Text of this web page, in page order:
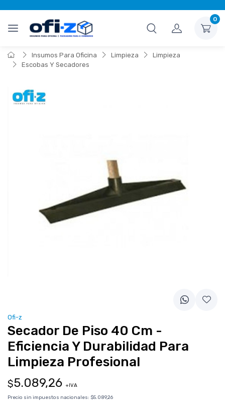
0
Insumos Para Oficina Limpieza
Limpieza
Escobas Y Secadores
Ofi-z
Secador De Piso 40 Cm -
Eficiencia Y Durabilidad Para
Limpieza Profesional
$5.089,26 +IVA
Precio sin impuestos nacionales: $5.089,26